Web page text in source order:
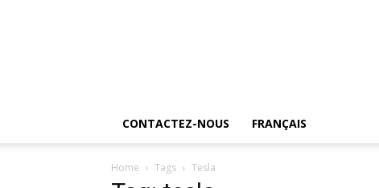
CONTACTEZ-NOUS FRANÇAIS
Home Tags Tesla